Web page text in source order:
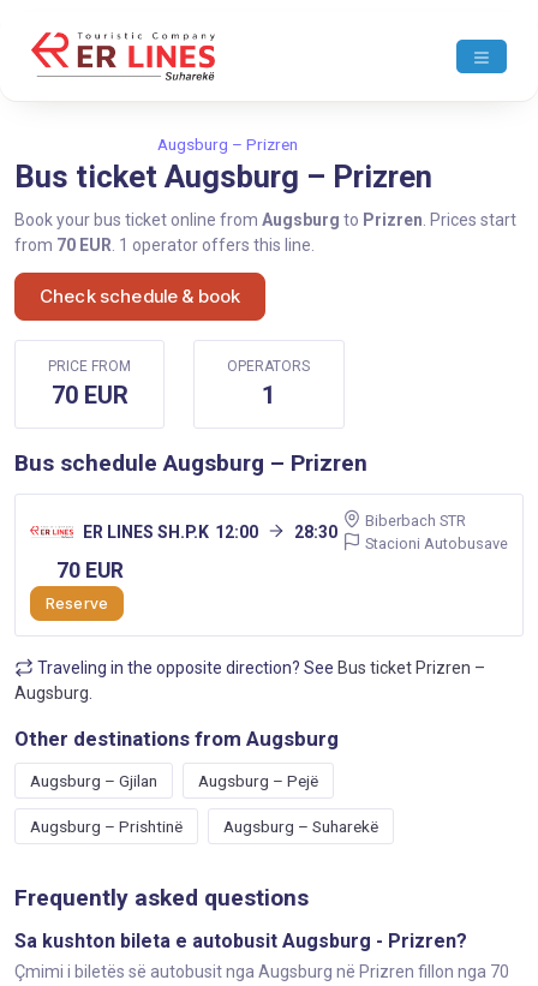
Augsburg – Prizren
Bus ticket Augsburg – Prizren
Book your bus ticket online from Augsburg to Prizren . Prices start
from 70 EUR . 1 operator offers this line.
Check schedule & book
PRICE FROM
70 EUR
OPERATORS
1
Bus schedule Augsburg – Prizren
ER LINES SH.P.K 12:00 28:30
Biberbach STR
Stacioni Autobusave
70 EUR
Reserve
Traveling in the opposite direction? See Bus ticket Prizren –
Augsburg
Other destinations from Augsburg
Augsburg – Gjilan Augsburg – Pejë
Augsburg – Prishtinë Augsburg – Suharekë
Frequently asked questions
Sa kushton bileta e autobusit Augsburg - Prizren?
Çmimi i biletës së autobusit nga Augsburg në Prizren fillon nga 70